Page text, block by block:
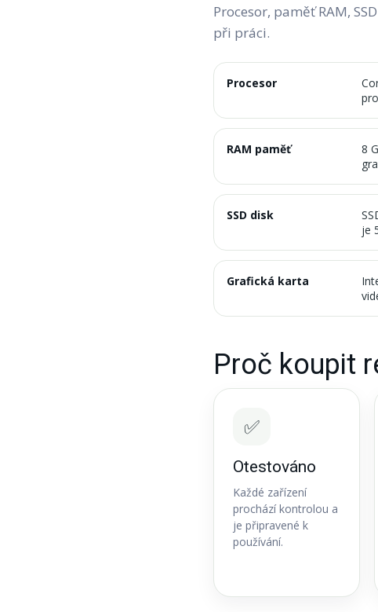
Procesor, paměť RAM,
při práci.
Procesor
RAM paměť
8
SSD disk
je
Grafická karta
Proč koupit
✅
Otestováno
Každé zařízení
prochází kontrolou a
je připravené k
používání.